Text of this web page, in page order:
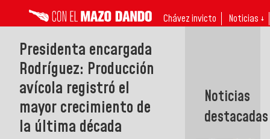
Chávez invicto Noticias ↓
Presidenta encargada
Rodríguez: Producción
avícola registró el
mayor crecimiento de
la última década
Noticias
destacadas